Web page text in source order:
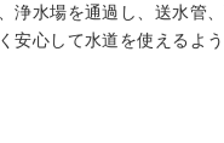
浄水場を通過し、送水管
安心して水道を使えるよ